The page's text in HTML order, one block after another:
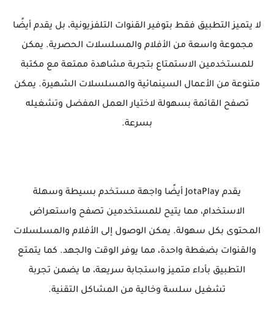
لا يتميز التطبيق فقط بتوفير القنوات التلفزيونية، بل يقدم أيضًا
مجموعة واسعة من الأفلام والمسلسلات الحصرية. يمكن
للمستخدمين الاستمتاع بتجربة مشاهدة ممتعة مع مكتبة
متنوعة من الأعمال السينمائية والمسلسلات الشهيرة. يمكن
تصفح القائمة بسهولة لاختيار العمل المفضل وتشغيله
بسرعة.
يقدم JotaPlay أيضًا واجهة مستخدم بسيطة وسهلة
الاستخدام، مما يتيح للمستخدمين تصفح واستعراض
المحتوى بكل سهولة. يمكن الوصول إلى الأفلام والمسلسلات
والقنوات بضغطة واحدة، مما يوفر الوقت والجهد. كما يتمتع
التطبيق بأداء متميز واستجابة سريعة، ما يضمن تجربة
تشغيل سلسة وخالية من المشاكل التقنية.